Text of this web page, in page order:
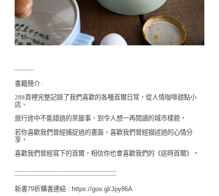
———
書籍簡介 :
288頁裡完整記錄了我們喜歡的各種首爾日常， 從人情咖啡甜點小
店、
旅行途中不能錯過的茶飯事、到令人想一再閱讀的城市樣貌，
若你喜歡我們曾經捕捉過的畫面，喜歡我們曾經描述過的心情分
享，
喜歡我們曾經寫下的首爾，相信你也會喜歡我們的《這時首爾》。
新書79折購書連結 : https://goo.gl/Jpy86A